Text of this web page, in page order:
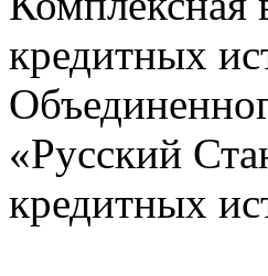
кредитных
«Русский
кредитных